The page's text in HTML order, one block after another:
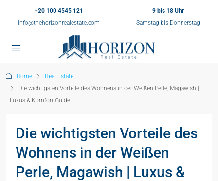
+20 100 4545 121
info@thehorizonrealestate.com
9 bis 18 Uhr
Samstag bis Donnerstag
Home
Real Estate
Die wichtigsten Vorteile des Wohnens in der Weißen Perle, Magawish |
Luxus & Komfort Guide
Die wichtigsten Vorteile des
Wohnens in der Weißen
Perle, Magawish | Luxus &